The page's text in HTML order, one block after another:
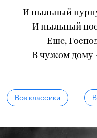
И пыльный
И пыльный
— Еще,
В чужом дому
Все классики